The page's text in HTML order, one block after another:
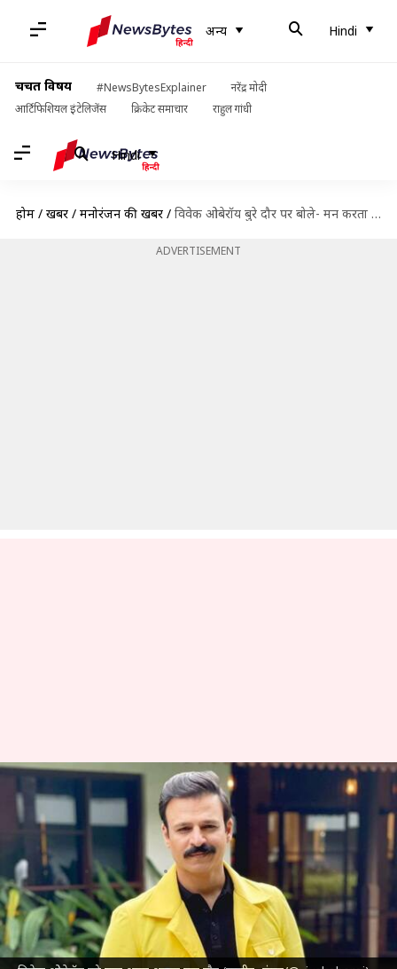
अन्य Hindi
चर्चित विषय #NewsBytesExplainer
नरेंद्र मोदी
आर्टिफिशियल इंटेलिजेंस
क्रिकेट समाचार राहुल गांधी
Hindi
होम / खबरें / मनोरंजन की खबरें / विवेक ओबेरॉय बुरे दौर पर बोले- मन करता था आत्महत्या कर लूं; सुशांत का किया जिक्र
ADVERTISEMENT
विवेक ओबेरॉय बुरे दौर पर बोले- मन
करता था आत्महत्या कर लूं; सुशांत
का किया जिक्र
लेखन नेहा शर्मा Dec 15, 2022 11:57 am
क्या है खबर?
अभिनेताविवेक ओबेरॉयका नाम भले ही कभीबॉलीवुड